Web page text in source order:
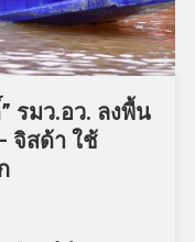
รมว.อว. ลงพื้น
จิสด้า ใช้